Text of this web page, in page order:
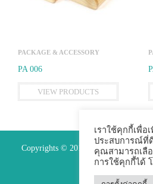
PACKAGE & ACCESSORY
PA 006
VIEW PRODUCTS
Copyrights © 2015 Premium Perfect
เราใช้คุกกี้เพื่อ
ประสบการณ์ที่
คุณสามารถเลื
การใช้คุกกี้ได้